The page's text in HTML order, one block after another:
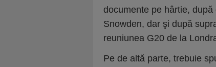
documente pe hârtie,
Snowden, dar şi după
reuniunea G20 de la
Pe de altă parte, trebuie